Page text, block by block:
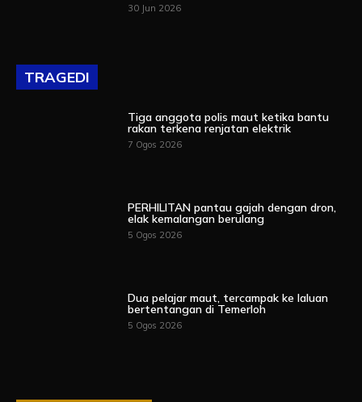
30 Jun 2026
TRAGEDI
Tiga anggota polis maut ketika bantu
rakan terkena renjatan elektrik
7 Ogos 2026
PERHILITAN pantau gajah dengan dron,
elak kemalangan berulang
5 Ogos 2026
Dua pelajar maut, tercampak ke laluan
bertentangan di Temerloh
5 Ogos 2026